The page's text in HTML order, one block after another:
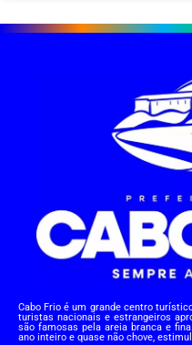
Cabo Frio é um grande centro
turistas nacionais e estrangeiros
são famosas pela areia branca e
ano inteiro e quase não chove,